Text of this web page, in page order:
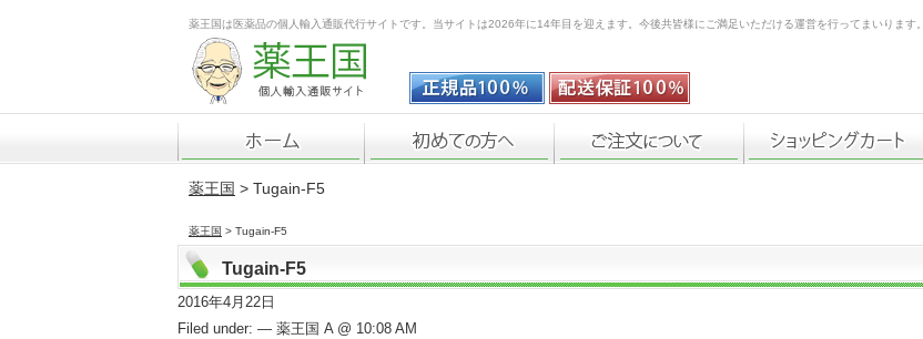
薬王国は医薬品の個人輸入通販代行サイトです。当サイトは2026年に14年目を迎えます。今後共皆様にご満足いただける運営を行ってまいります。
薬王国 > Tugain-F5
薬王国 > Tugain-F5
Tugain-F5
2016年4月22日
Filed under: — 薬王国 A @ 10:08 AM